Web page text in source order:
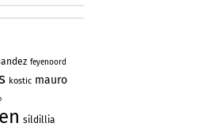
feyenoord
kostic mauro
sildillia